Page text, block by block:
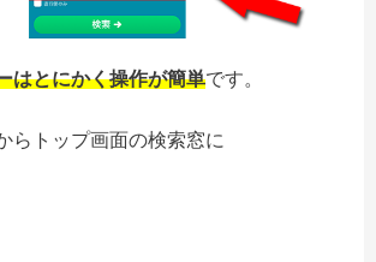
はとにかく操作が簡単です。
らトップ画面の検索窓に